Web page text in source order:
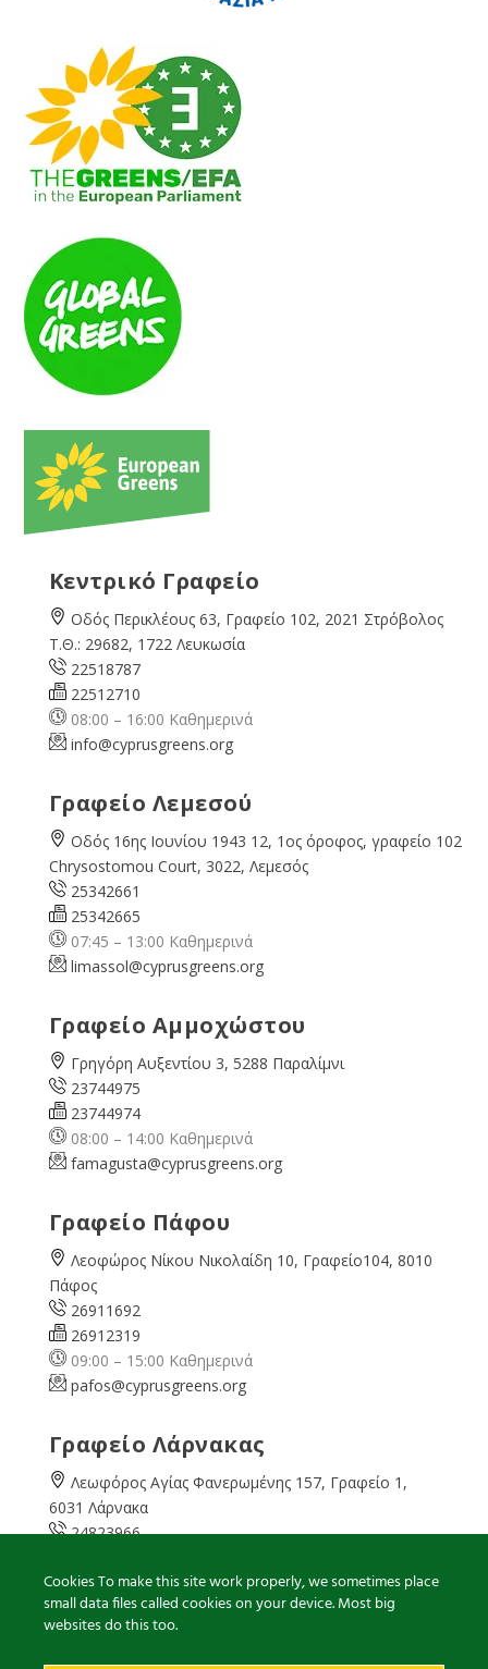
Κεντρικό Γραφείο
Οδός Περικλέους 63, Γραφείο 102, 2021 Στρόβολος
Τ.Θ.: 29682, 1722 Λευκωσία
22518787
22512710
08:00 – 16:00 Καθημερινά
info@cyprusgreens.org
Γραφείο Λεμεσού
Οδός 16ης Ιουνίου 1943 12, 1ος όροφος, γραφείο 102
Chrysostomou Court, 3022, Λεμεσός
25342661
25342665
07:45 – 13:00 Καθημερινά
limassol@cyprusgreens.org
Γραφείο Αμμοχώστου
Γρηγόρη Αυξεντίου 3, 5288 Παραλίμνι
23744975
23744974
08:00 – 14:00 Καθημερινά
famagusta@cyprusgreens.org
Γραφείο Πάφου
Λεοφώρος Νίκου Νικολαίδη 10, Γραφείο104, 8010
Πάφος
26911692
26912319
09:00 – 15:00 Καθημερινά
pafos@cyprusgreens.org
Γραφείο Λάρνακας
Λεωφόρος Αγίας Φανερωμένης 157, Γραφείο 1,
6031 Λάρνακα
24823966
08:00 – 16:00 Καθημερινά
larnaka@cyprusgreens.org
Cookies To make this site work properly, we sometimes place
small data files called cookies on your device. Most big
websites do this too.